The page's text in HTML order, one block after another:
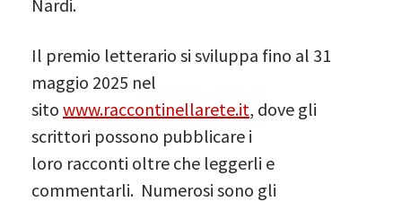
Nardi.
Il premio letterario si sviluppa fino al 31
maggio 2025 nel
sito www.raccontinellarete.it, dove gli
scrittori possono pubblicare i
loro racconti oltre che leggerli e
commentarli. Numerosi sono gli